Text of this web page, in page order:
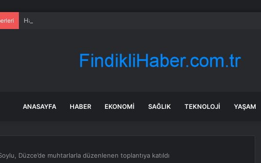
Havza’da Sel Sonrası Yıkım Çalışmaları Sürüyor
ANASAYFA HABER EKONOMI SAĞLIK TEKNOLOJI YAŞAM
Düzce’de muhtarlarla düzenlenen toplantıya katıldı